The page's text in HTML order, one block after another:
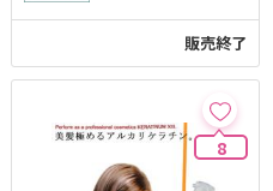
販売終了
8